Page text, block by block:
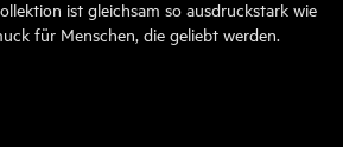
ist gleichsam so ausdruckstark wie
für Menschen, die geliebt werden.